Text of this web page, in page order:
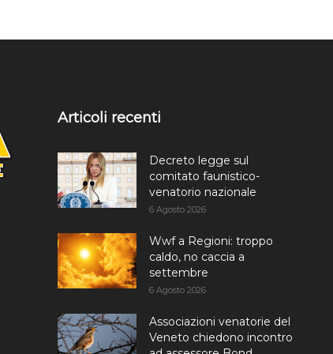
Articoli recenti
Decreto legge sul
comitato faunistico-
venatorio nazionale
6 Agosto 2026
Wwf a Regioni: troppo
caldo, no caccia a
settembre
6 Agosto 2026
Associazioni venatorie del
Veneto chiedono incontro